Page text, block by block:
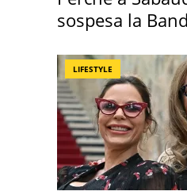
sospesa la
LIFESTYLE